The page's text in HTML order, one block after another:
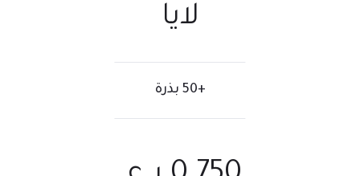
لايا
+50 بذرة